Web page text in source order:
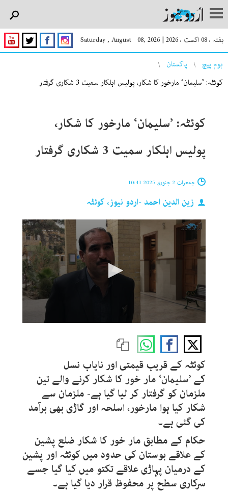
ہفتہ ، 08 اگست ، 2026 |
Saturday , August 08, 2026
You are here
ہوم پیچ
پاکستان
کوئٹہ: ’سلیمان‘ مارخور کا شکار، پولیس اہلکار سمیت 3 شکاری گرفتار
کوئٹہ: ’سلیمان‘ مارخور کا شکار،
پولیس اہلکار سمیت 3 شکاری گرفتار
جمعرات 2 جنوری 2025 10:41
زین الدین احمد -اردو نیوز، کوئٹہ
seconds
کوئٹہ کے قریب قیمتی اور نایاب نسل
کے ’سلیمان‘ مار خور کا شکار کرنے والے تین
ملزمان کو گرفتار کر لیا گیا ہے- ملزمان سے
شکار کیا ہوا مارخور، اسلحہ اور گاڑی بھی برآمد
کی گئی ہے۔
حکام کے مطابق مار خور کا شکار ضلع پشین
کے علاقے بوستان کی حدود میں کوئٹہ اور پشین
کے درمیان پہاڑی علاقے تکتو میں کیا گیا جسے
سرکاری سطح پر محفوظ قرار دیا گیا ہے۔